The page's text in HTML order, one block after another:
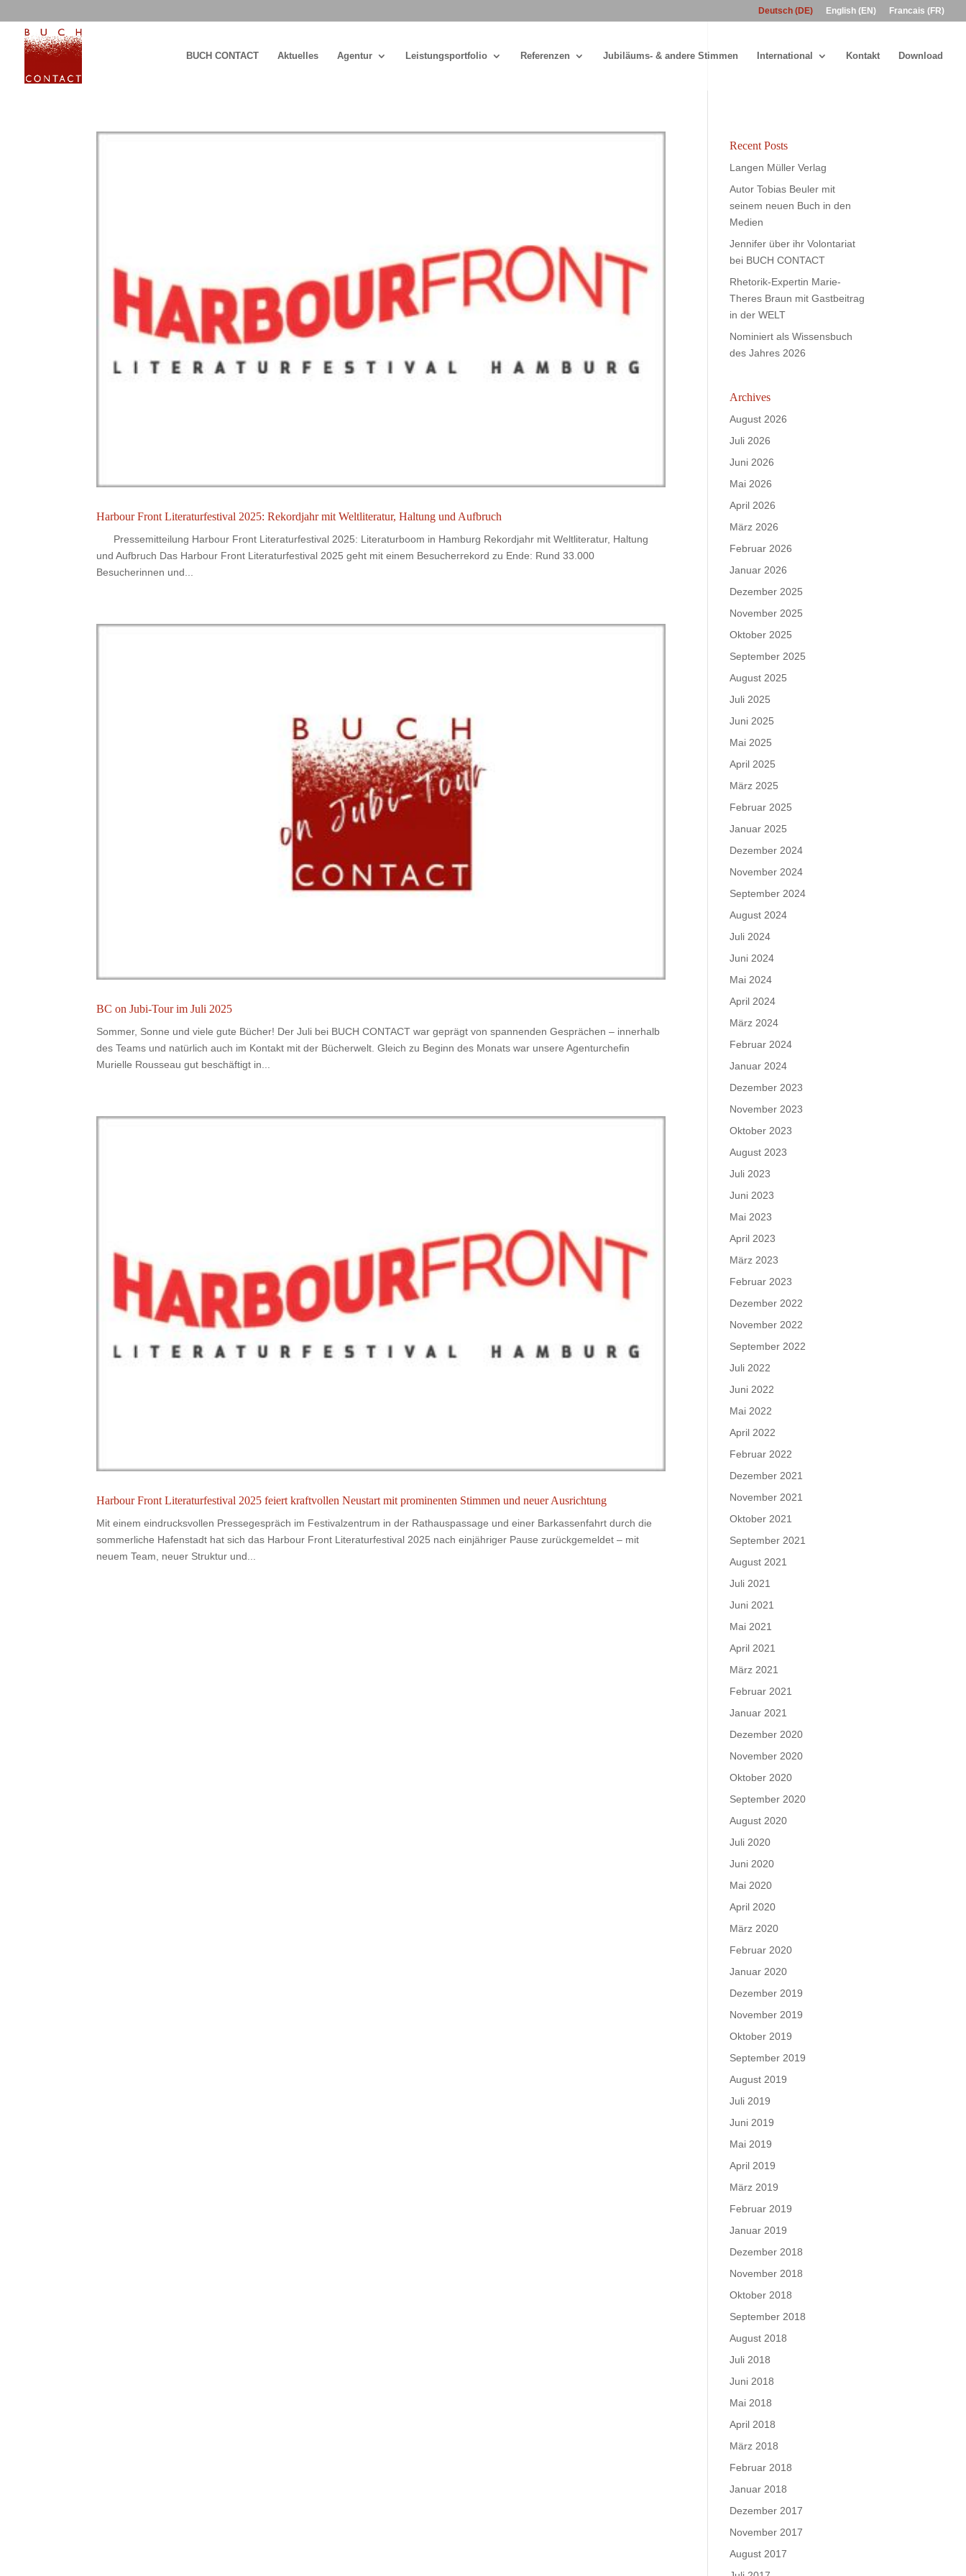
Deutsch (DE) English (EN) Francais (FR)
BUCH CONTACT Aktuelles Agentur Leistungsportfolio Referenzen Jubiläums- & andere Stimmen International Kontakt Download
Harbour Front Literaturfestival 2025: Rekordjahr mit Weltliteratur, Haltung und Aufbruch
Pressemitteilung Harbour Front Literaturfestival 2025: Literaturboom in Hamburg Rekordjahr mit Weltliteratur, Haltung
und Aufbruch Das Harbour Front Literaturfestival 2025 geht mit einem Besucherrekord zu Ende: Rund 33.000
Besucherinnen und...
BC on Jubi-Tour im Juli 2025
Sommer, Sonne und viele gute Bücher! Der Juli bei BUCH CONTACT war geprägt von spannenden Gesprächen – innerhalb
des Teams und natürlich auch im Kontakt mit der Bücherwelt. Gleich zu Beginn des Monats war unsere Agenturchefin
Murielle Rousseau gut beschäftigt in...
Harbour Front Literaturfestival 2025 feiert kraftvollen Neustart mit prominenten Stimmen und neuer Ausrichtung
Mit einem eindrucksvollen Pressegespräch im Festivalzentrum in der Rathauspassage und einer Barkassenfahrt durch die
sommerliche Hafenstadt hat sich das Harbour Front Literaturfestival 2025 nach einjähriger Pause zurückgemeldet – mit
neuem Team, neuer Struktur und...
Recent Posts
Langen Müller Verlag
Autor Tobias Beuler mit
seinem neuen Buch in den
Medien
Jennifer über ihr Volontariat
bei BUCH CONTACT
Rhetorik-Expertin Marie-
Theres Braun mit Gastbeitrag
in der WELT
Nominiert als Wissensbuch
des Jahres 2026
Archives
August 2026
Juli 2026
Juni 2026
Mai 2026
April 2026
März 2026
Februar 2026
Januar 2026
Dezember 2025
November 2025
Oktober 2025
September 2025
August 2025
Juli 2025
Juni 2025
Mai 2025
April 2025
März 2025
Februar 2025
Januar 2025
Dezember 2024
November 2024
September 2024
August 2024
Juli 2024
Juni 2024
Mai 2024
April 2024
März 2024
Februar 2024
Januar 2024
Dezember 2023
November 2023
Oktober 2023
August 2023
Juli 2023
Juni 2023
Mai 2023
April 2023
März 2023
Februar 2023
Dezember 2022
November 2022
September 2022
Juli 2022
Juni 2022
Mai 2022
April 2022
Februar 2022
Dezember 2021
November 2021
Oktober 2021
September 2021
August 2021
Juli 2021
Juni 2021
Mai 2021
April 2021
März 2021
Februar 2021
Januar 2021
Dezember 2020
November 2020
Oktober 2020
September 2020
August 2020
Juli 2020
Juni 2020
Mai 2020
April 2020
März 2020
Februar 2020
Januar 2020
Dezember 2019
November 2019
Oktober 2019
September 2019
August 2019
Juli 2019
Juni 2019
Mai 2019
April 2019
März 2019
Februar 2019
Januar 2019
Dezember 2018
November 2018
Oktober 2018
September 2018
August 2018
Juli 2018
Juni 2018
Mai 2018
April 2018
März 2018
Februar 2018
Januar 2018
Dezember 2017
November 2017
August 2017